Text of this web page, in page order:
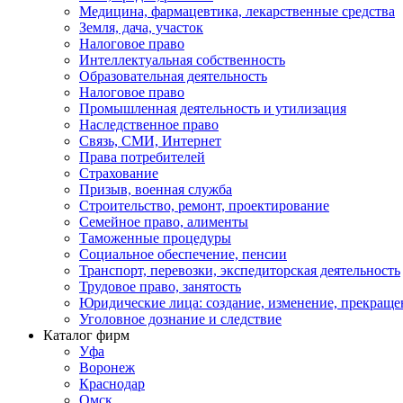
Медицина, фармацевтика, лекарственные средства
Земля, дача, участок
Налоговое право
Интеллектуальная собственность
Образовательная деятельность
Налоговое право
Промышленная деятельность и утилизация
Наследственное право
Связь, СМИ, Интернет
Права потребителей
Страхование
Призыв, военная служба
Строительство, ремонт, проектирование
Семейное право, алименты
Таможенные процедуры
Социальное обеспечение, пенсии
Транспорт, перевозки, экспедиторская деятельность
Трудовое право, занятость
Юридические лица: создание, изменение,
Уголовное дознание и следствие
Каталог фирм
Уфа
Воронеж
Краснодар
Омск